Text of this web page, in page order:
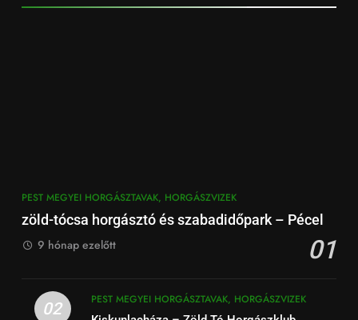
PEST MEGYEI HORGÁSZTAVAK, HORGÁSZVIZEK
zöld-tócsa horgásztó és szabadidőpark – Pécel
01
9 hónap ezelőtt
02
PEST MEGYEI HORGÁSZTAVAK, HORGÁSZVIZEK